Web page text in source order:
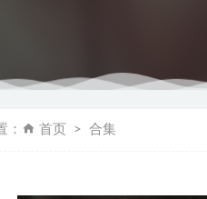
： 首页 合集